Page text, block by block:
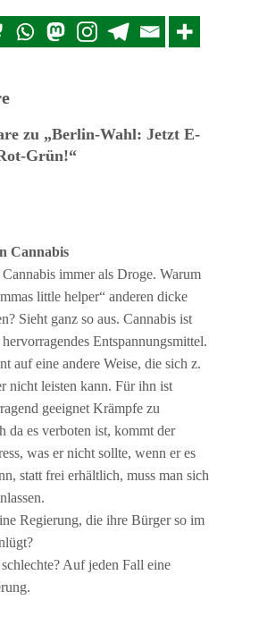
zu „Berlin-Wahl: Jetzt E-
Grün!“
Cannabis
immer als Droge. Warum
little helper“ anderen dicke
Sieht ganz so aus. Cannabis ist
Entspannungsmittel.
auf eine andere Weise, die sich z.
nicht leisten kann. Für ihn ist
geeignet Krämpfe zu
da es verboten ist, kommt der
was er nicht sollte, wenn er es
statt frei erhältlich, muss man sich
Regierung, die ihre Bürger so im
Auf jeden Fall eine